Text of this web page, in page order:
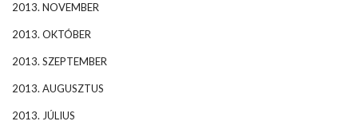
2013. NOVEMBER
2013. OKTÓBER
2013. SZEPTEMBER
2013. AUGUSZTUS
2013. JÚLIUS